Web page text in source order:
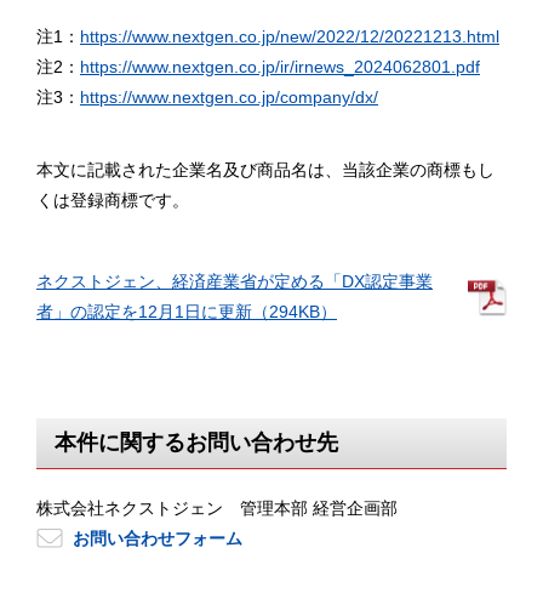
注1： https://www.nextgen.co.jp/new/2022/12/20221213.html
注2： https://www.nextgen.co.jp/ir/irnews_2024062801.pdf
注3： https://www.nextgen.co.jp/company/dx/
本文に記載された企業名及び商品名は、当該企業の商標もし
くは登録商標です。
ネクストジェン、経済産業省が定める「DX認定事業
者」の認定を12月1日に更新（294KB）
本件に関するお問い合わせ先
株式会社ネクストジェン 管理本部 経営企画部
お問い合わせフォーム